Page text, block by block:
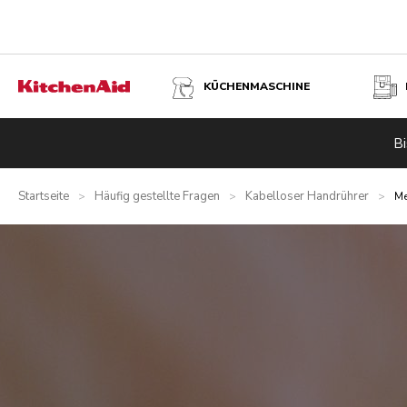
KÜCHENMASCHINE
Startseite > Häufig gestellte Fragen > Kabelloser Handrührer >